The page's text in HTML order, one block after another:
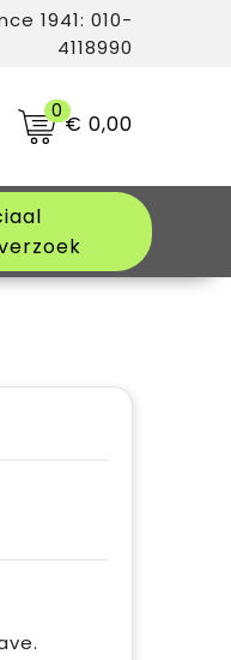
1941: 010-
4118990
0€ 0,00